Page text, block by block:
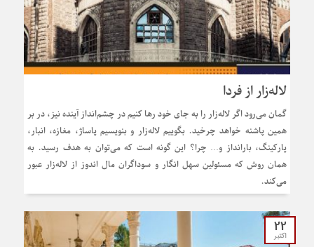
لاله‌زار از فردا
گمان می‌رود اگر لاله‌زار را به جای خود رها کنیم در چشم‌انداز آینده نیز، در بر
همین پاشنه خواهد چرخید. بگوییم لاله‌زار و بنویسیم پاساژ، مغازه، انبار،
پارکینگ، بارانداز و… چرا؟ این گونه است که می‌توان به هدف رسید. به
همان روش که مسئولین سهل انگار و سوداگران مال اندوز از لاله‌زار عبور
می‌کند.
22
اکتبر